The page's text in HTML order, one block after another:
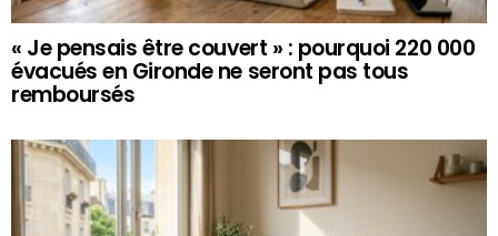
« Je pensais être couvert » : pourquoi 220 000
évacués en Gironde ne seront pas tous
remboursés